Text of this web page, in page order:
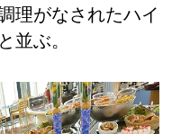
理がなされたハイ
並ぶ。